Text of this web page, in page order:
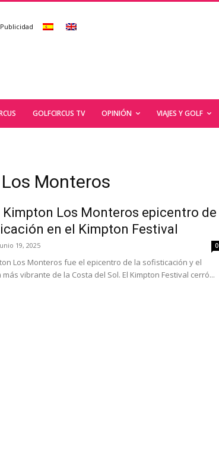
Publicidad
GOLFCIRCUS TV OPINIÓN VIAJES Y GOLF
Monteros
Kimpton Los Monteros epicentro de
en el Kimpton Festival
19, 2025 0
Los Monteros fue el epicentro de la sofisticación y el
vibrante de la Costa del Sol. El Kimpton Festival cerró...